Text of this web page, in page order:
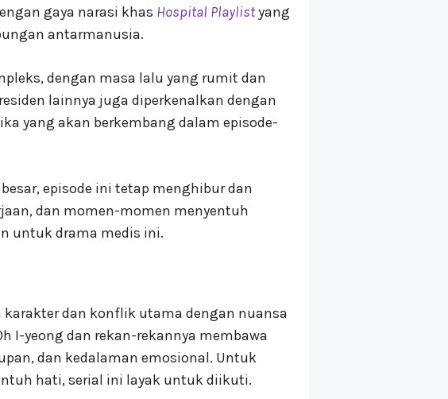
gaya narasi khas Hospital Playlistyang
antarmanusia.
dengan masa lalu yang rumit dan
lainnya juga diperkenalkan dengan
yang akan berkembang dalam episode-
episode ini tetap menghibur dan
dan momen-momen menyentuh
untuk drama medis ini.
dan konflik utama dengan nuansa
I-yeong dan rekan-rekannya membawa
dan kedalaman emosional. Untuk
hati, serial ini layak untuk diikuti.